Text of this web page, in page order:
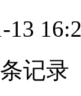
13
条记录